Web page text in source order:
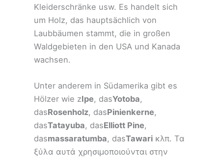
Kleiderschränke usw. Es handelt sich
um Holz, das hauptsächlich von
Laubbäumen stammt, die in großen
Waldgebieten in den USA und Kanada
wachsen.
Unter anderem in Südamerika gibt es
Hölzer wie zIpe, dasYotoba,
dasRosenholz, dasPinienkerne,
dasTatayuba, dasElliott Pine,
dasmassaratumba, dasTawari κλπ. Τα
ξύλα αυτά χρησιμοποιούνται στην